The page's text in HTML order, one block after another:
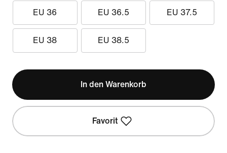
EU 36 EU 36.5 EU 37.5
EU 38 EU 38.5
In den Warenkorb
Favorit